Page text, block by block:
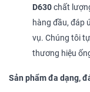
D630chất
hàng đầu, đáp
vụ. Chúng tôi
thương hiệu
Sản phẩm đa dạng,